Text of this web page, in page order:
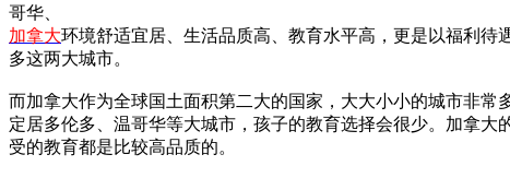
哥华、
加拿大环境舒适宜居、生活品质高、教育水平高，更是以福利
多这两大城市。
而加拿大作为全球国土面积第二大的国家，大大小小的城市非
定居多伦多、温哥华等大城市，孩子的教育选择会很少。加拿
受的教育都是比较高品质的。